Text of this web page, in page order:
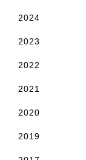
2024
2023
2022
2021
2020
2019